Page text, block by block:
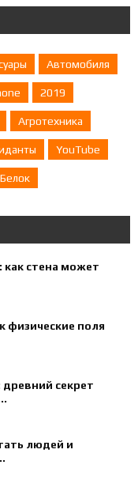
Автомобиля
2019
Агротехника
YouTube
Белок
как стена может
физические поля
секрет
людей и